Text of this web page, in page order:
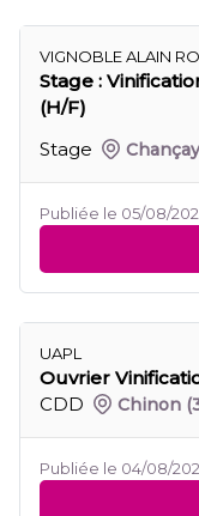
VIGNOBLE ALAIN
Stage :
(H/F)
Stage
Publiée le 05/08/
UAPL
Ouvrier
CDD
Chinon
Publiée le 04/08/